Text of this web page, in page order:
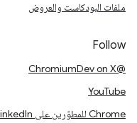
ملفات البودكاست والعروض
Follow
@ChromiumDev on X
YouTube
Chrome للمطوّرين على LinkedIn